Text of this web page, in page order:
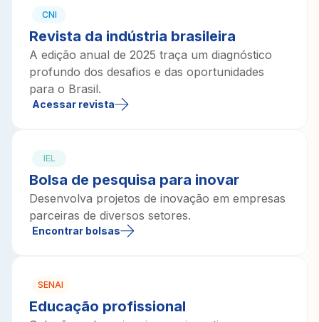
CNI
Revista da indústria brasileira
A edição anual de 2025 traça um diagnóstico
profundo dos desafios e das oportunidades
para o Brasil.
Acessar revista
IEL
Bolsa de pesquisa para inovar
Desenvolva projetos de inovação em empresas
parceiras de diversos setores.
Encontrar bolsas
SENAI
Educação profissional